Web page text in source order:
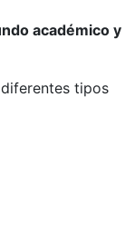
académico y
tipos